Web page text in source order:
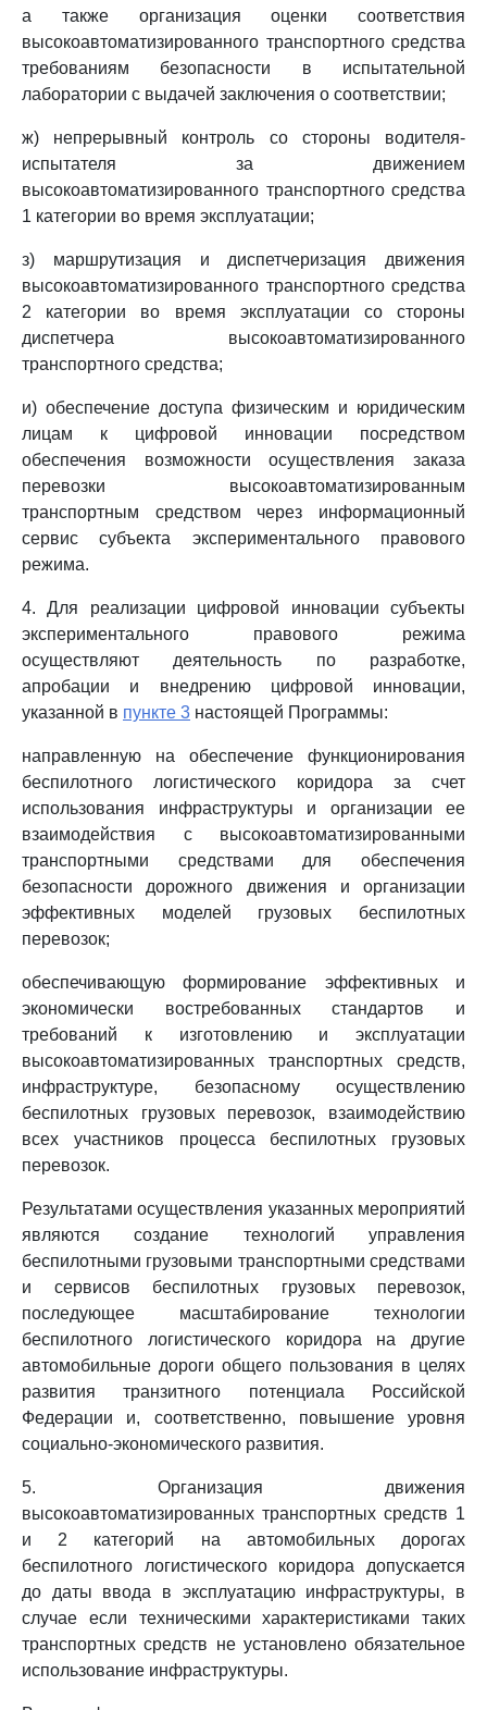
а также организация оценки соответствия
высокоавтоматизированного транспортного средства
требованиям безопасности в испытательной
лаборатории с выдачей заключения о соответствии;
ж) непрерывный контроль со стороны водителя-
испытателя за движением
высокоавтоматизированного транспортного средства
1 категории во время эксплуатации;
з) маршрутизация и диспетчеризация движения
высокоавтоматизированного транспортного средства
2 категории во время эксплуатации со стороны
диспетчера высокоавтоматизированного
транспортного средства;
и) обеспечение доступа физическим и юридическим
лицам к цифровой инновации посредством
обеспечения возможности осуществления заказа
перевозки высокоавтоматизированным
транспортным средством через информационный
сервис субъекта экспериментального правового
режима.
4. Для реализации цифровой инновации субъекты
экспериментального правового режима
осуществляют деятельность по разработке,
апробации и внедрению цифровой инновации,
указанной в пункте 3 настоящей Программы:
направленную на обеспечение функционирования
беспилотного логистического коридора за счет
использования инфраструктуры и организации ее
взаимодействия с высокоавтоматизированными
транспортными средствами для обеспечения
безопасности дорожного движения и организации
эффективных моделей грузовых беспилотных
перевозок;
обеспечивающую формирование эффективных и
экономически востребованных стандартов и
требований к изготовлению и эксплуатации
высокоавтоматизированных транспортных средств,
инфраструктуре, безопасному осуществлению
беспилотных грузовых перевозок, взаимодействию
всех участников процесса беспилотных грузовых
перевозок.
Результатами осуществления указанных мероприятий
являются создание технологий управления
беспилотными грузовыми транспортными средствами
и сервисов беспилотных грузовых перевозок,
последующее масштабирование технологии
беспилотного логистического коридора на другие
автомобильные дороги общего пользования в целях
развития транзитного потенциала Российской
Федерации и, соответственно, повышение уровня
социально-экономического развития.
5. Организация движения
высокоавтоматизированных транспортных средств 1
и 2 категорий на автомобильных дорогах
беспилотного логистического коридора допускается
до даты ввода в эксплуатацию инфраструктуры, в
случае если техническими характеристиками таких
транспортных средств не установлено обязательное
использование инфраструктуры.